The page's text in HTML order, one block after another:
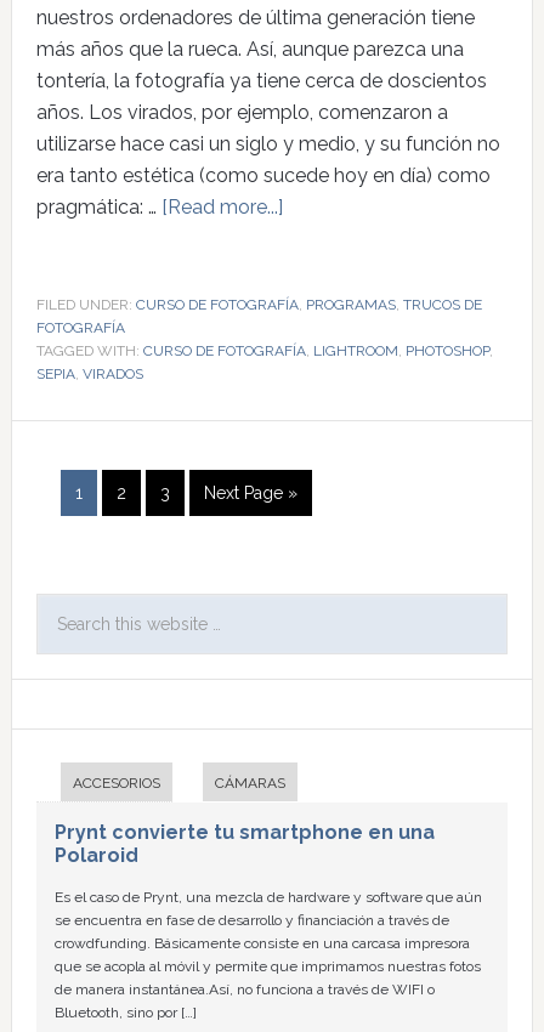
nuestros ordenadores de última generación tiene
más años que la rueca. Así, aunque parezca una
tontería, la fotografía ya tiene cerca de doscientos
años. Los virados, por ejemplo, comenzaron a
utilizarse hace casi un siglo y medio, y su función no
era tanto estética (como sucede hoy en día) como
pragmática: … [Read more...]
FILED UNDER: CURSO DE FOTOGRAFÍA, PROGRAMAS, TRUCOS DE
FOTOGRAFÍA
TAGGED WITH: CURSO DE FOTOGRAFÍA, LIGHTROOM, PHOTOSHOP,
SEPIA, VIRADOS
1 2 3 Next Page »
ACCESORIOS CÁMARAS
Prynt convierte tu smartphone en una
Polaroid
Es el caso de Prynt, una mezcla de hardware y software que aún
se encuentra en fase de desarrollo y financiación a través de
crowdfunding. Básicamente consiste en una carcasa impresora
que se acopla al móvil y permite que imprimamos nuestras fotos
de manera instantánea.Así, no funciona a través de WIFI o
Bluetooth, sino por […]